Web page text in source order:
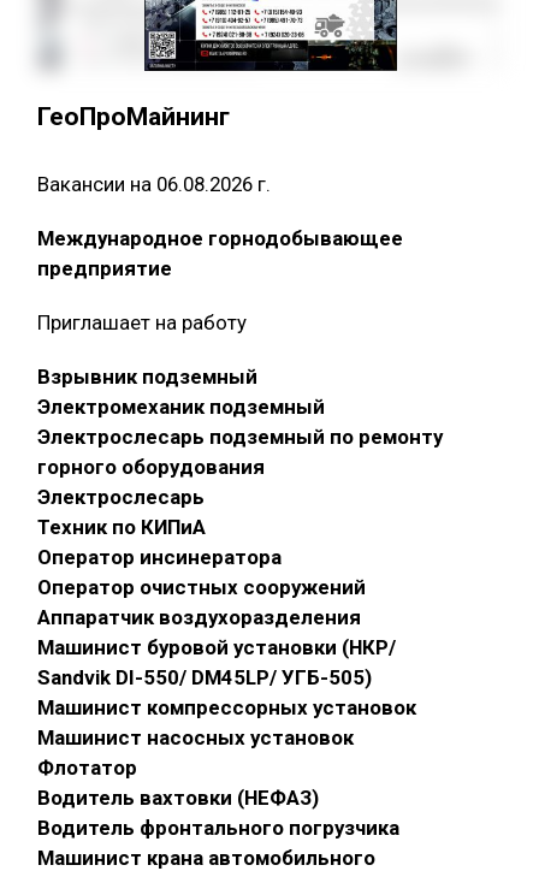
ГеоПроМайнинг
Вакансии на 06.08.2026 г.
Международное горнодобывающее
предприятие
Приглашает на работу
Взрывник подземный
Электромеханик подземный
Электрослесарь подземный по ремонту
горного оборудования
Электрослесарь
Техник по КИПиА
Оператор инсинератора
Оператор очистных сооружений
Аппаратчик воздухоразделения
Машинист буровой установки (НКР/
Sandvik DI-550/ DM45LP/ УГБ-505)
Машинист компрессорных установок
Машинист насосных установок
Флотатор
Водитель вахтовки (НЕФАЗ)
Водитель фронтального погрузчика
Машинист крана автомобильного